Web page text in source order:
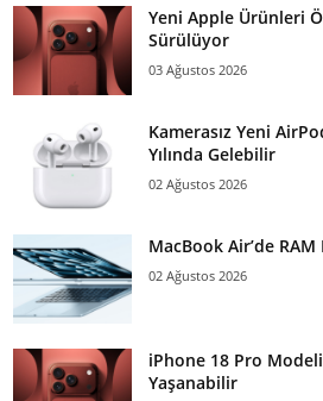
Yeni Apple Ürünleri
Sürülüyor
03 Ağustos 2026
Kamerasız Yeni
Yılında Gelebilir
02 Ağustos 2026
MacBook Air’de RAM
02 Ağustos 2026
iPhone 18 Pro
Yaşanabilir